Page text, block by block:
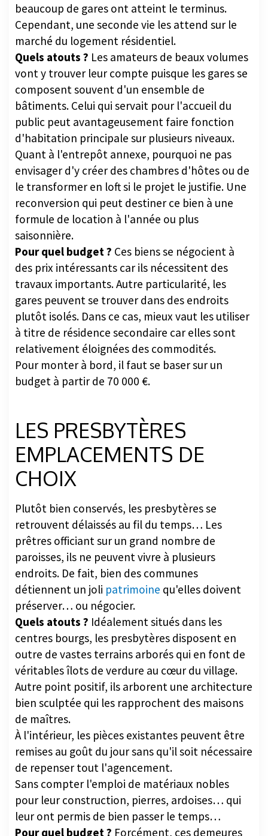
beaucoup de gares ont atteint le terminus.
Cependant, une seconde vie les attend sur le
marché du logement résidentiel.
Quels atouts ? Les amateurs de beaux volumes
vont y trouver leur compte puisque les gares se
composent souvent d'un ensemble de
bâtiments. Celui qui servait pour l'accueil du
public peut avantageusement faire fonction
d'habitation principale sur plusieurs niveaux.
Quant à l'entrepôt annexe, pourquoi ne pas
envisager d'y créer des chambres d'hôtes ou de
le transformer en loft si le projet le justifie. Une
reconversion qui peut destiner ce bien à une
formule de location à l'année ou plus
saisonnière.
Pour quel budget ? Ces biens se négocient à
des prix intéressants car ils nécessitent des
travaux importants. Autre particularité, les
gares peuvent se trouver dans des endroits
plutôt isolés. Dans ce cas, mieux vaut les utiliser
à titre de résidence secondaire car elles sont
relativement éloignées des commodités.
Pour monter à bord, il faut se baser sur un
budget à partir de 70 000 €.
LES PRESBYTÈRES
EMPLACEMENTS DE
CHOIX
Plutôt bien conservés, les presbytères se
retrouvent délaissés au fil du temps… Les
prêtres officiant sur un grand nombre de
paroisses, ils ne peuvent vivre à plusieurs
endroits. De fait, bien des communes
détiennent un joli patrimoine qu'elles doivent
préserver… ou négocier.
Quels atouts ? Idéalement situés dans les
centres bourgs, les presbytères disposent en
outre de vastes terrains arborés qui en font de
véritables îlots de verdure au cœur du village.
Autre point positif, ils arborent une architecture
bien sculptée qui les rapprochent des maisons
de maîtres.
À l'intérieur, les pièces existantes peuvent être
remises au goût du jour sans qu'il soit nécessaire
de repenser tout l'agencement.
Sans compter l'emploi de matériaux nobles
pour leur construction, pierres, ardoises… qui
leur ont permis de bien passer le temps…
Pour quel budget ? Forcément, ces demeures